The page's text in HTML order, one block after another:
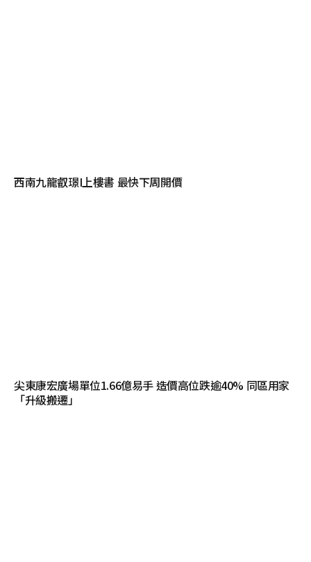
西南九龍叡璟I上樓書 最快下周開價
尖東康宏廣場單位1.66億易手 造價高位跌逾40% 同區用家
「升級搬遷」